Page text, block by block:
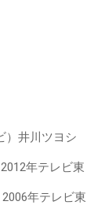
）井川ツヨシ
年テレビ東
年テレビ東